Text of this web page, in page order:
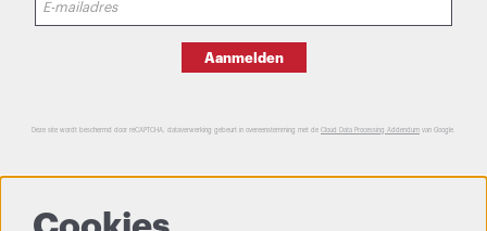
Aanmelden
Deze site wordt beschermd door reCAPTCHA, dataverwerking gebeurt in overeenstemming met de Cloud Data Processing Addendum van Google.